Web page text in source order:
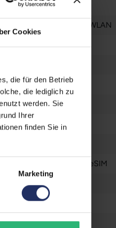
Cookies
die für den Betrieb
die lediglich zu
werden. Sie
Ihrer
finden Sie in
Marketing
Gut
, WLAN
2020
OLED
460 ppi
6
, eSIM
1x Lightning
Gebraucht
256 GB